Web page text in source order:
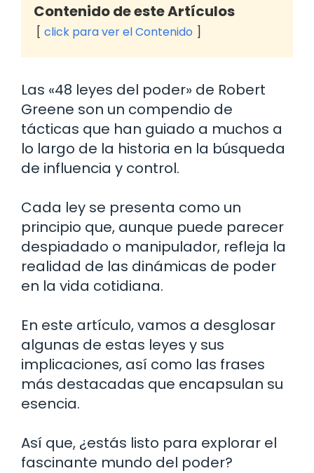
Contenido de este Artículos
click para ver el Contenido
Las «48 leyes del poder» de Robert
Greene son un compendio de
tácticas que han guiado a muchos a
lo largo de la historia en la búsqueda
de influencia y control.
Cada ley se presenta como un
principio que, aunque puede parecer
despiadado o manipulador, refleja la
realidad de las dinámicas de poder
en la vida cotidiana.
En este artículo, vamos a desglosar
algunas de estas leyes y sus
implicaciones, así como las frases
más destacadas que encapsulan su
esencia.
Así que, ¿estás listo para explorar el
fascinante mundo del poder?